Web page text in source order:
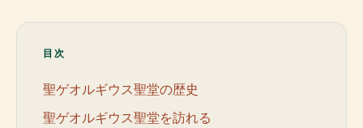
目次
聖ゲオルギウス聖堂の歴史
聖ゲオルギウス聖堂を訪れる